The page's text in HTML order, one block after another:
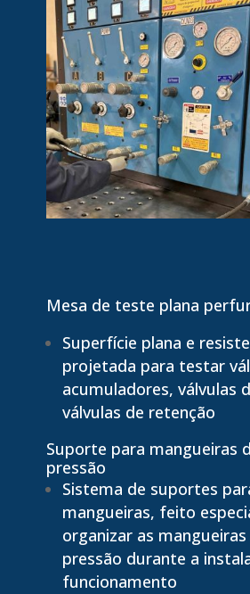
Mesa de teste plana
Superfície plana e
projetada para testar
acumuladores, válvulas
válvulas de retenção
Suporte para mangueiras
pressão
Sistema de suportes
mangueiras, feito
organizar as
pressão durante a
funcionamento